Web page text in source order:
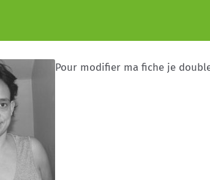
Pour modifier ma fiche je